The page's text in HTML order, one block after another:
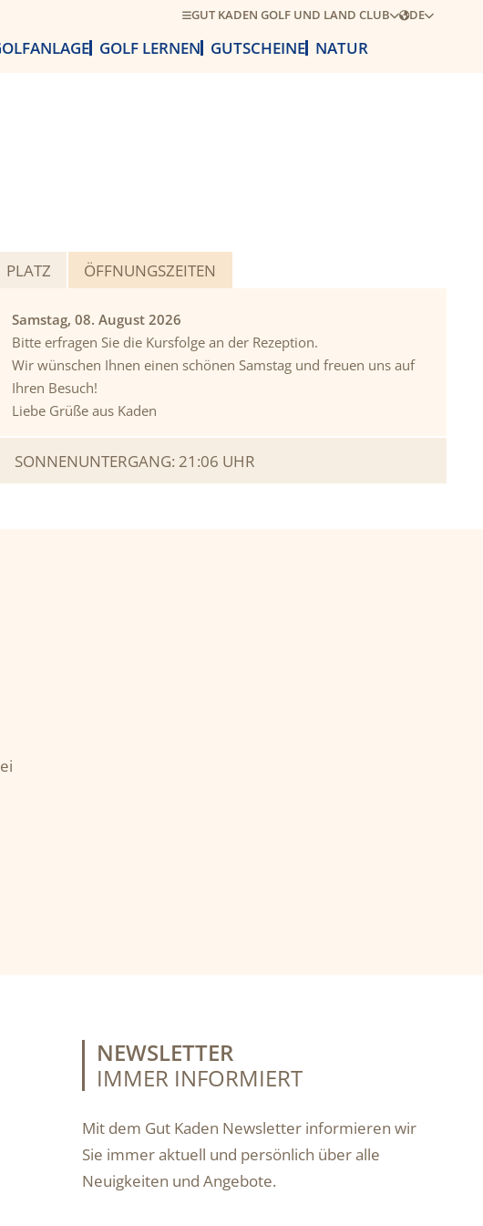
GUT KADEN GOLF UND LAND CLUB DE
GOLF LERNEN GUTSCHEINE NATUR
PLATZ ÖFFNUNGSZEITEN
Samstag, 08. August 2026
Bitte erfragen Sie die Kursfolge an der Rezeption.
Wir wünschen Ihnen einen schönen Samstag und freuen uns auf
Ihren Besuch!
Liebe Grüße aus Kaden
SONNENUNTERGANG: 21:06 UHR
NEWSLETTER
IMMER INFORMIERT
Mit dem Gut Kaden Newsletter informieren wir
Sie immer aktuell und persönlich über alle
Neuigkeiten und Angebote.